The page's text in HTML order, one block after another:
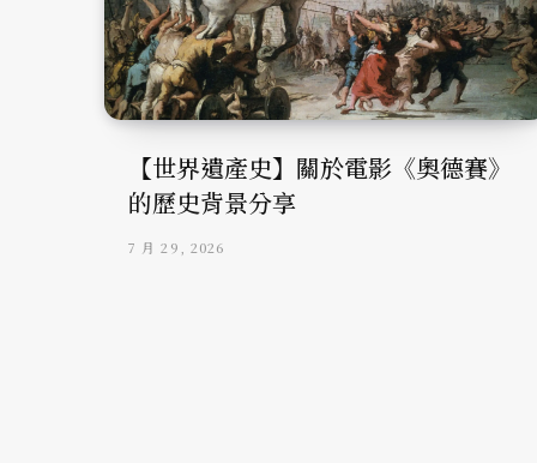
【世界遺產史】關於電影《奧德賽》
的歷史背景分享
7 月 29, 2026